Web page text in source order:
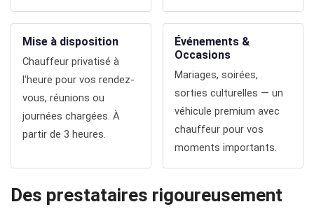
Contact
CGV
Politique
de
confidentialité
Mise à disposition
Chauffeur privatisé à
l'heure pour vos rendez-
vous, réunions ou
journées chargées. À
partir de 3 heures.
Événements &
Occasions
Mariages, soirées,
sorties culturelles — un
véhicule premium avec
chauffeur pour vos
moments importants.
Des prestataires rigoureusement